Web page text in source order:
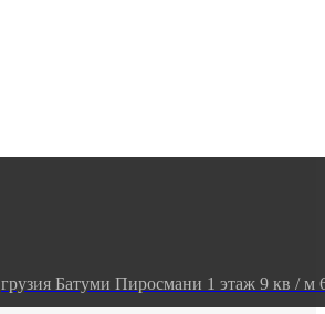
грузия Батуми Пиросмани 1 этаж 9 кв / м